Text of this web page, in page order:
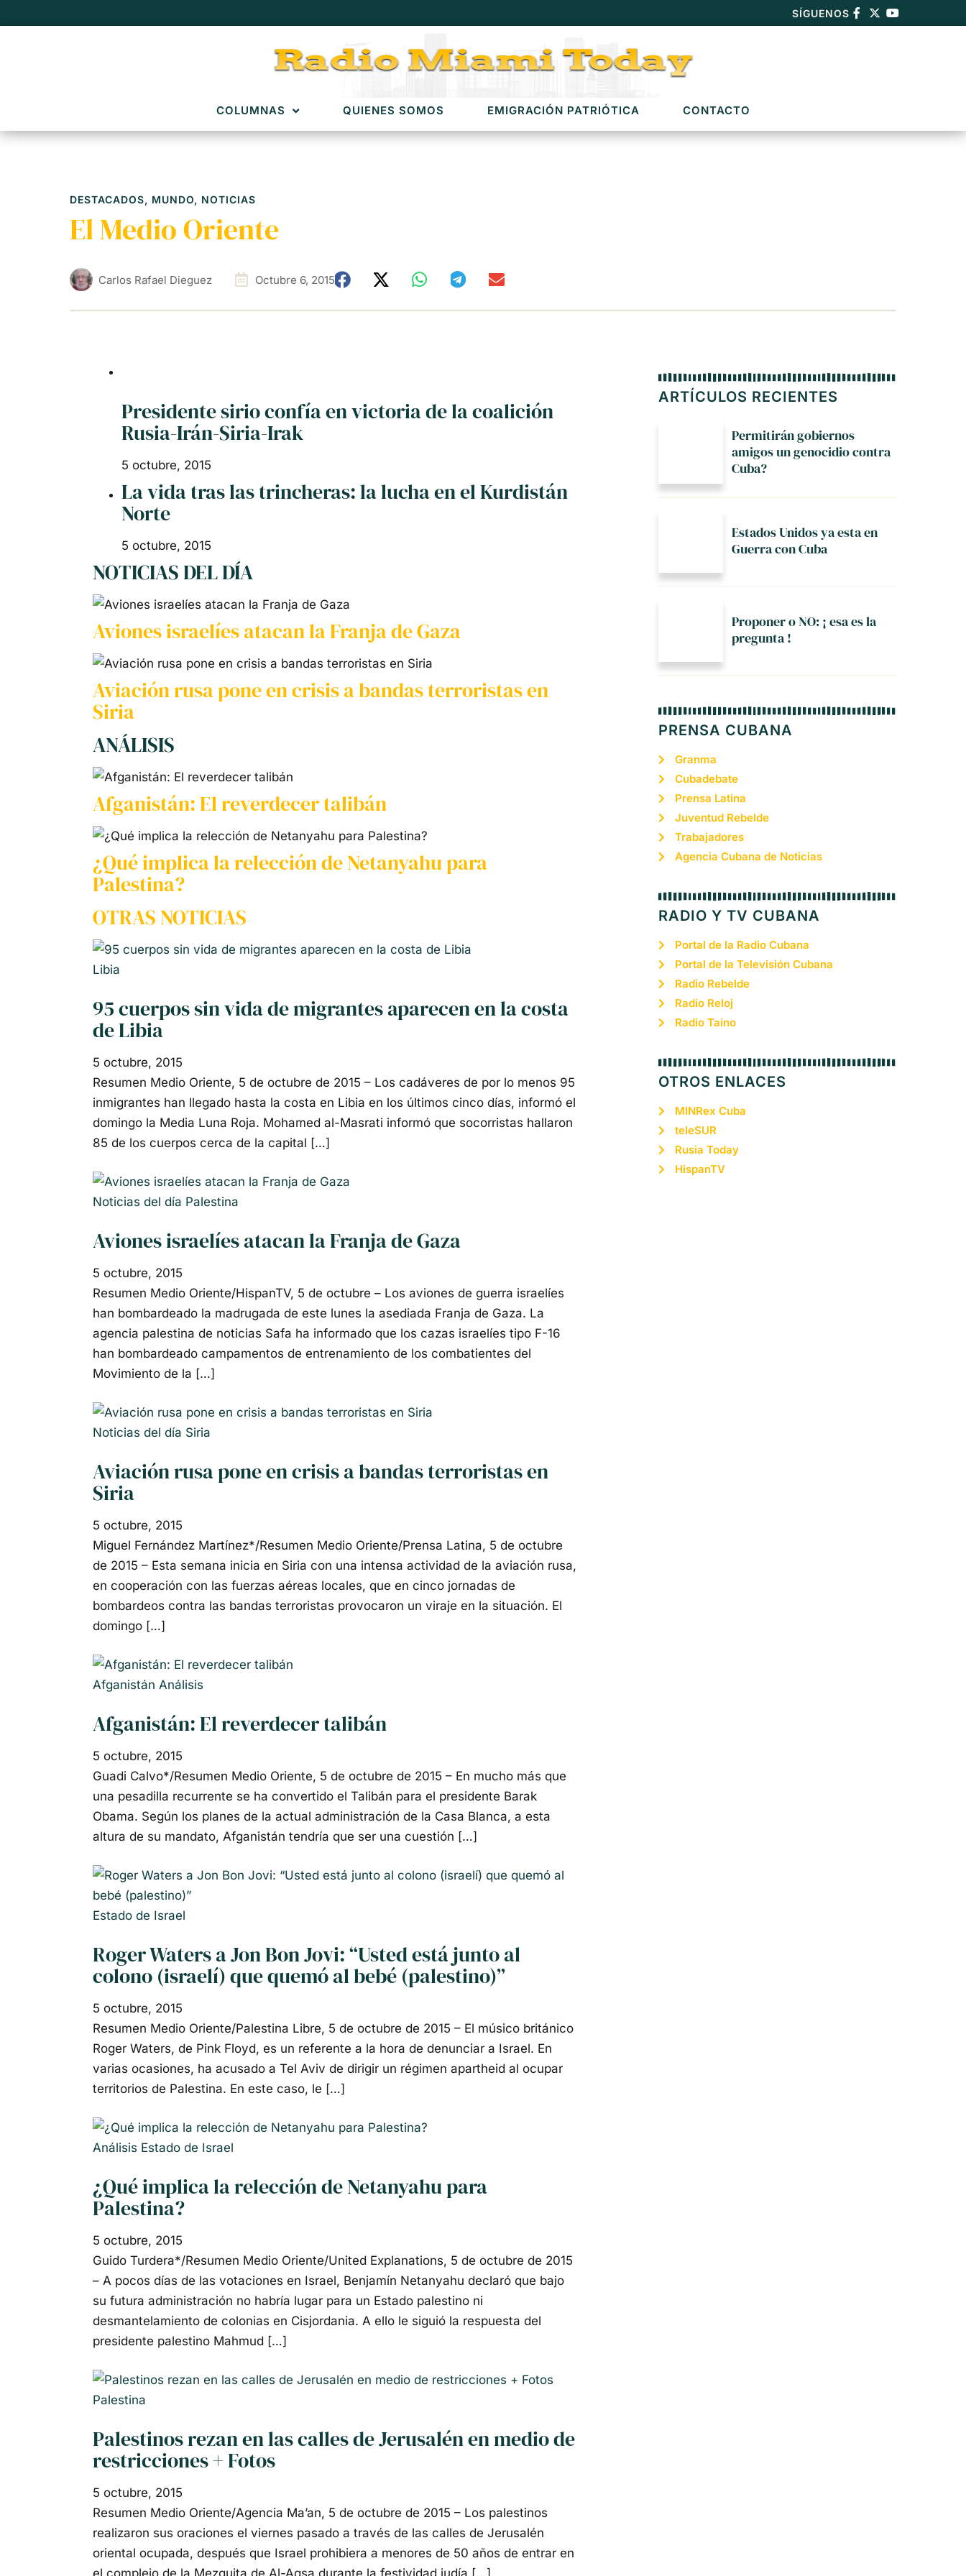
SÍGUENOS
COLUMNAS QUIENES SOMOS EMIGRACIÓN PATRIÓTICA CONTACTO
DESTACADOS, MUNDO, NOTICIAS
El Medio Oriente
Carlos Rafael Dieguez Octubre 6, 2015
Presidente sirio confía en victoria de la coalición
Rusia-Irán-Siria-Irak
5 octubre, 2015
La vida tras las trincheras: la lucha en el Kurdistán
Norte
5 octubre, 2015
NOTICIAS DEL DÍA
Aviones israelíes atacan la Franja de Gaza
Aviación rusa pone en crisis a bandas terroristas en
Siria
ANÁLISIS
Afganistán: El reverdecer talibán
¿Qué implica la relección de Netanyahu para
Palestina?
OTRAS NOTICIAS
Libia
95 cuerpos sin vida de migrantes aparecen en la costa
de Libia
5 octubre, 2015
Resumen Medio Oriente, 5 de octubre de 2015 – Los cadáveres de por lo menos 95
inmigrantes han llegado hasta la costa en Libia en los últimos cinco días, informó el
domingo la Media Luna Roja. Mohamed al-Masrati informó que socorristas hallaron
85 de los cuerpos cerca de la capital […]
Noticias del día Palestina
Aviones israelíes atacan la Franja de Gaza
5 octubre, 2015
Resumen Medio Oriente/HispanTV, 5 de octubre – Los aviones de guerra israelíes
han bombardeado la madrugada de este lunes la asediada Franja de Gaza. La
agencia palestina de noticias Safa ha informado que los cazas israelíes tipo F-16
han bombardeado campamentos de entrenamiento de los combatientes del
Movimiento de la […]
Noticias del día Siria
Aviación rusa pone en crisis a bandas terroristas en
Siria
5 octubre, 2015
Miguel Fernández Martínez*/Resumen Medio Oriente/Prensa Latina, 5 de octubre
de 2015 – Esta semana inicia en Siria con una intensa actividad de la aviación rusa,
en cooperación con las fuerzas aéreas locales, que en cinco jornadas de
bombardeos contra las bandas terroristas provocaron un viraje en la situación. El
domingo […]
Afganistán Análisis
Afganistán: El reverdecer talibán
5 octubre, 2015
Guadi Calvo*/Resumen Medio Oriente, 5 de octubre de 2015 – En mucho más que
una pesadilla recurrente se ha convertido el Talibán para el presidente Barak
Obama. Según los planes de la actual administración de la Casa Blanca, a esta
altura de su mandato, Afganistán tendría que ser una cuestión […]
Estado de Israel
Roger Waters a Jon Bon Jovi: “Usted está junto al
colono (israelí) que quemó al bebé (palestino)”
5 octubre, 2015
Resumen Medio Oriente/Palestina Libre, 5 de octubre de 2015 – El músico británico
Roger Waters, de Pink Floyd, es un referente a la hora de denunciar a Israel. En
varias ocasiones, ha acusado a Tel Aviv de dirigir un régimen apartheid al ocupar
territorios de Palestina. En este caso, le […]
Análisis Estado de Israel
¿Qué implica la relección de Netanyahu para
Palestina?
5 octubre, 2015
Guido Turdera*/Resumen Medio Oriente/United Explanations, 5 de octubre de 2015
– A pocos días de las votaciones en Israel, Benjamín Netanyahu declaró que bajo
su futura administración no habría lugar para un Estado palestino ni
desmantelamiento de colonias en Cisjordania. A ello le siguió la respuesta del
presidente palestino Mahmud […]
Palestina
Palestinos rezan en las calles de Jerusalén en medio de
restricciones + Fotos
5 octubre, 2015
Resumen Medio Oriente/Agencia Ma’an, 5 de octubre de 2015 – Los palestinos
realizaron sus oraciones el viernes pasado a través de las calles de Jerusalén
oriental ocupada, después que Israel prohibiera a menores de 50 años de entrar en
el complejo de la Mezquita de Al-Aqsa durante la festividad judía […]
ARTÍCULOS RECIENTES
Permitirán gobiernos
amigos un genocidio contra
Cuba?
Estados Unidos ya esta en
Guerra con Cuba
Proponer o NO: ¡ esa es la
pregunta !
PRENSA CUBANA
Granma
Cubadebate
Prensa Latina
Juventud Rebelde
Trabajadores
Agencia Cubana de Noticias
RADIO Y TV CUBANA
Portal de la Radio Cubana
Portal de la Televisión Cubana
Radio Rebelde
Radio Reloj
Radio Taíno
OTROS ENLACES
MINRex Cuba
teleSUR
Rusia Today
HispanTV